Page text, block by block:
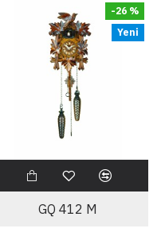
Yeni
-26 %
GQ 412 M